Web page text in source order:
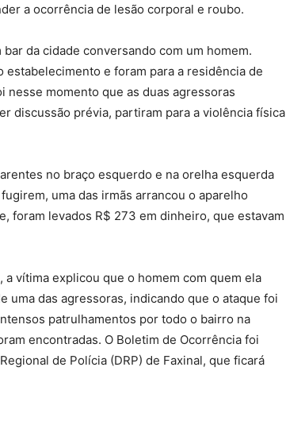
a ocorrência de lesão corporal e roubo.
da cidade conversando com um homem.
estabelecimento e foram para a residência de
nesse momento que as duas agressoras
discussão prévia, partiram para a violência física
no braço esquerdo e na orelha esquerda
uma das irmãs arrancou o aparelho
foram levados R$ 273 em dinheiro, que estavam
vítima explicou que o homem com quem ela
uma das agressoras, indicando que o ataque foi
patrulhamentos por todo o bairro na
encontradas. O Boletim de Ocorrência foi
de Polícia (DRP) de Faxinal, que ficará